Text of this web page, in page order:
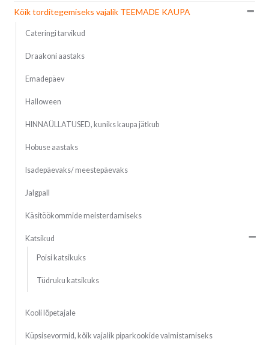
Kõik torditegemiseks vajalik TEEMADE KAUPA
Cateringi tarvikud
Draakoni aastaks
Emadepäev
Halloween
HINNAÜLLATUSED, kuniks kaupa jätkub
Hobuse aastaks
Isadepäevaks/ meestepäevaks
Jalgpall
Käsitöökommide meisterdamiseks
Katsikud
Poisi katsikuks
Tüdruku katsikuks
Kooli lõpetajale
Küpsisevormid, kõik vajalik piparkookide valmistamiseks